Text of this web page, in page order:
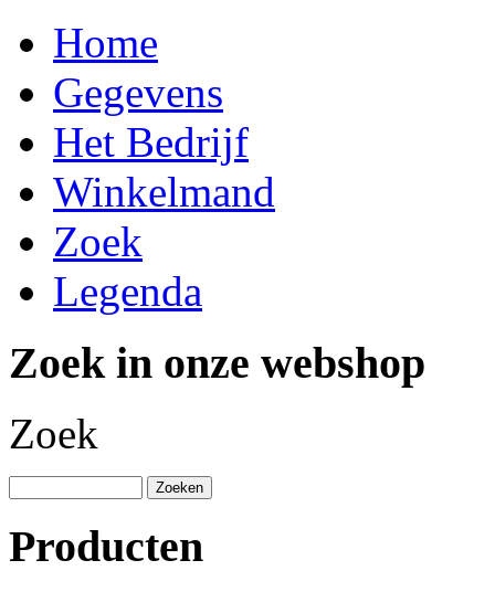
Home
Gegevens
Het Bedrijf
Winkelmand
Zoek
Legenda
Zoek in onze webshop
Zoek
Producten